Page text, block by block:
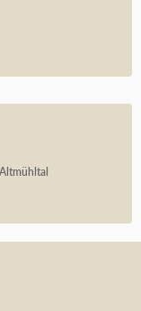
Altmühltal